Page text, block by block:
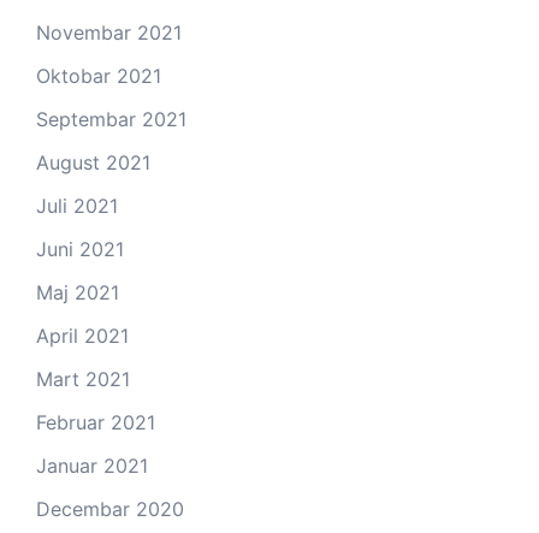
Novembar 2021
Oktobar 2021
Septembar 2021
August 2021
Juli 2021
Juni 2021
Maj 2021
April 2021
Mart 2021
Februar 2021
Januar 2021
Decembar 2020